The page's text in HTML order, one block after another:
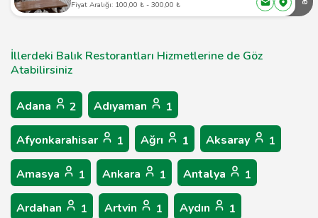
Fiyat Aralığı: 100,00 ₺ - 300,00 ₺
İllerdeki Balık Restorantları Hizmetlerine de Göz
Atabilirsiniz
Adana 2 Adıyaman 1
Afyonkarahisar 1 Ağrı 1 Aksaray 1
Amasya 1 Ankara 1 Antalya 1
Ardahan 1 Artvin 1 Aydın 1